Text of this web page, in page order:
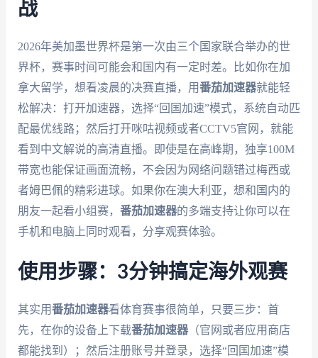
战
2026年美加墨世界杯是第一次由三个国家联合举办的世
界杯，赛事时间可能会和国内有一定时差。比如你在加
拿大留学，想看凌晨的决赛直播，用番茄加速器就能轻
松解决：打开加速器，选择“回国加速”模式，系统自动匹
配最优线路；然后打开咪咕视频或者CCTV5官网，就能
看到中文解说的高清直播。即使是在高峰期，独享100M
带宽也能保证画面流畅，不会因为网络问题错过梅西或
者姆巴佩的精彩进球。如果你在澳大利亚，想和国内的
朋友一起看小组赛， 番茄加速器的多端支持让你可以在
手机和电脑上同时观看，分享观赛体验。
使用步骤：3分钟搞定海外观赛
其实用番茄加速器看体育赛事很简单，只要三步：首
先，在你的设备上下载番茄加速器（官网或者应用商店
都能找到）；然后注册账号并登录，选择“回国加速”模